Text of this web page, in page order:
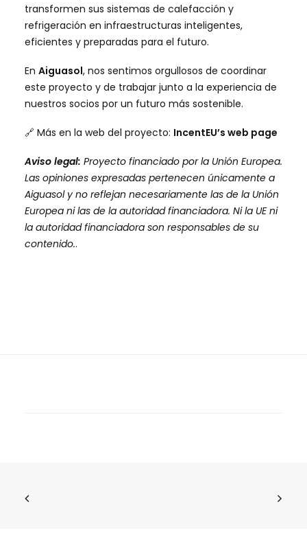
transformen sus sistemas de calefacción y
refrigeración en infraestructuras inteligentes,
eficientes y preparadas para el futuro.
En Aiguasol, nos sentimos orgullosos de coordinar
este proyecto y de trabajar junto a la experiencia de
nuestros socios por un futuro más sostenible.
🔗 Más en la web del proyecto: IncentEU’s web page
Aviso legal: Proyecto financiado por la Unión Europea.
Las opiniones expresadas pertenecen únicamente a
Aiguasol y no reflejan necesariamente las de la Unión
Europea ni las de la autoridad financiadora. Ni la UE ni
la autoridad financiadora son responsables de su
contenido..